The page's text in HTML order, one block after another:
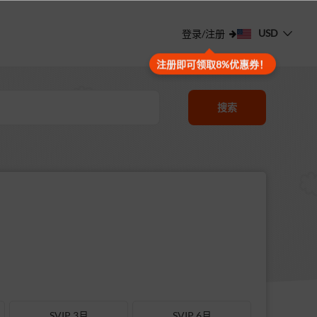
登录/注册
注册即可领取8%优惠券！
USD
搜索